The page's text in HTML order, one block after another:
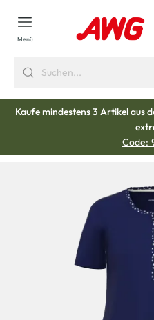
springen
Menü
Kaufe mindestens 3 Artikel aus
Code: